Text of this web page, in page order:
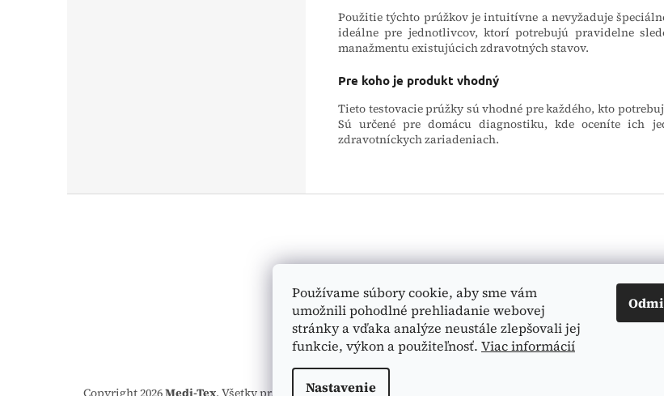
Používame súbory cookie, aby sme vám
umožnili pohodlné prehliadanie webovej
stránky a vďaka analýze neustále zlepšovali jej
funkcie, výkon a použiteľnosť. Viac informácií
Nastavenie
Použitie týchto prúžkov je intuitívne a nevyžaduje
ideálne pre jednotlivcov, ktorí potrebujú pravidelne
manažmentu existujúcich zdravotných stavov.
Pre koho je produkt vhodný
Tieto testovacie prúžky sú vhodné pre každého, kto
Sú určené pre domácu diagnostiku, kde oceníte ich
zdravotníckych zariadeniach.
Copyright 2026Medi-Tex. Všetky práva vyhradené.